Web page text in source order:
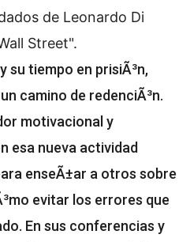
de Leonardo Di
Street".
su tiempo en prisiÃ³n,
camino de redenciÃ³n.
motivacional y
esa nueva actividad
enseÃ±ar a otros sobre
evitar los errores que
En sus conferencias y